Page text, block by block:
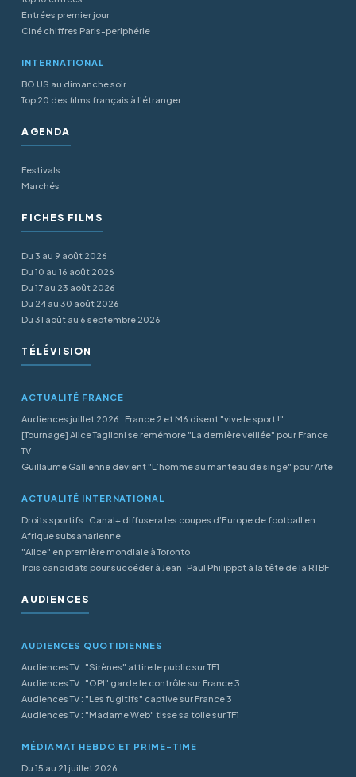
Entrées premier jour
Ciné chiffres Paris-periphérie
INTERNATIONAL
BO US au dimanche soir
Top 20 des films français à l’étranger
AGENDA
Festivals
Marchés
FICHES FILMS
Du 3 au 9 août 2026
Du 10 au 16 août 2026
Du 17 au 23 août 2026
Du 24 au 30 août 2026
Du 31 août au 6 septembre 2026
TÉLÉVISION
ACTUALITÉ FRANCE
Audiences juillet 2026 : France 2 et M6 disent "vive le sport !"
[Tournage] Alice Taglioni se remémore "La dernière veillée" pour France
TV
Guillaume Gallienne devient "L’homme au manteau de singe" pour Arte
ACTUALITÉ INTERNATIONAL
Droits sportifs : Canal+ diffusera les coupes d’Europe de football en
Afrique subsaharienne
"Alice" en première mondiale à Toronto
Trois candidats pour succéder à Jean-Paul Philippot à la tête de la RTBF
AUDIENCES
AUDIENCES QUOTIDIENNES
Audiences TV : "Sirènes" attire le public sur TF1
Audiences TV : "OPJ" garde le contrôle sur France 3
Audiences TV : "Les fugitifs" captive sur France 3
Audiences TV : "Madame Web" tisse sa toile sur TF1
MÉDIAMAT HEBDO ET PRIME-TIME
Du 15 au 21 juillet 2026